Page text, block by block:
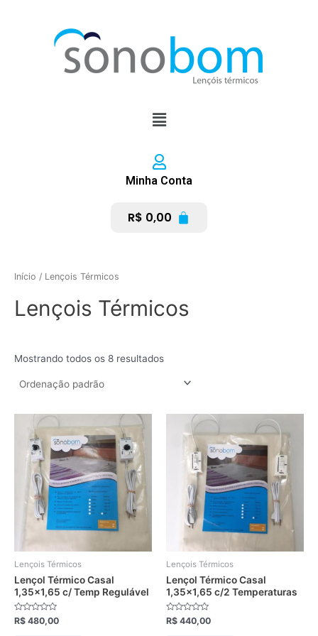
Menu
Minha Conta
R$ 0,00
Início / Lençois Térmicos
Lençois Térmicos
Mostrando todos os 8 resultados
Lençois Térmicos
Lençol Térmico Casal
1,35×1,65 c/ Temp Regulável
Avaliação
0
R$ 480,00
produto
tem
várias
variantes.
As
opções
podem
na
página
Lençois Térmicos
Lençol Térmico Casal
1,35×1,65 c/2 Temperaturas
Avaliação
0
R$ 440,00
produto
tem
várias
variantes.
As
opções
podem
na
página